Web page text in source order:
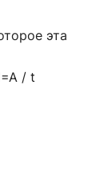
эта
/ t